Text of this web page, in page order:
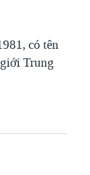
có tên
Trung